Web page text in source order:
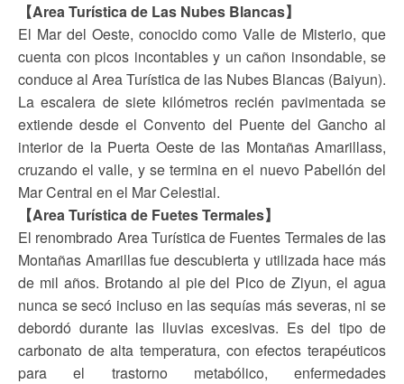
【Area Turística de Las Nubes Blancas】
El Mar del Oeste, conocido como Valle de Misterio, que
cuenta con picos incontables y un cañon insondable, se
conduce al Area Turística de las Nubes Blancas (Baiyun).
La escalera de siete kilómetros recién pavimentada se
extiende desde el Convento del Puente del Gancho al
interior de la Puerta Oeste de las Montañas Amarillass,
cruzando el valle, y se termina en el nuevo Pabellón del
Mar Central en el Mar Celestial.
【Area Turística de Fuetes Termales】
El renombrado Area Turística de Fuentes Termales de las
Montañas Amarillas fue descubierta y utilizada hace más
de mil años. Brotando al pie del Pico de Ziyun, el agua
nunca se secó incluso en las sequías más severas, ni se
debordó durante las lluvias excesivas. Es del tipo de
carbonato de alta temperatura, con efectos terapéuticos
para el trastorno metabólico, enfermedades